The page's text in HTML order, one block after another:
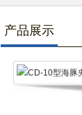
产品展示